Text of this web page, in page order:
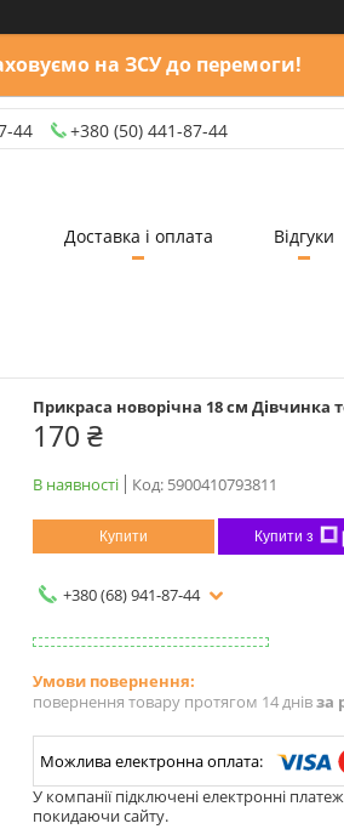
на ЗСУ до перемоги!
44 +380 (50) 441-87-44
Доставка і оплата Відгуки
Прикраса новорічна 18 см Дівчинка
170 ₴
В наявності Код: 5900410793811
Купити Купити з
+380 (68) 941-87-44
повернення товару протягом 14 днівза
У компанії підключені електронні
покидаючи сайту.